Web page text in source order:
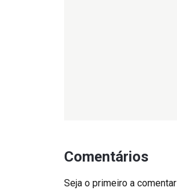
Comentários
Seja o primeiro a comentar